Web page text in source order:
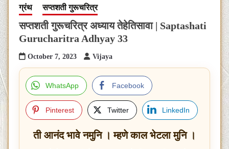
ग्रंथ सप्तशती गुरूचरित्र
सप्तशती गुरूचरित्र अध्याय तेहेतिसावा | Saptashati
Gurucharitra Adhyay 33
October 7, 2023 Vijaya
WhatsApp Facebook
Pinterest Twitter LinkedIn
ती आनंद भावे नमुनि । म्हणे काल भेटला मुनि ।